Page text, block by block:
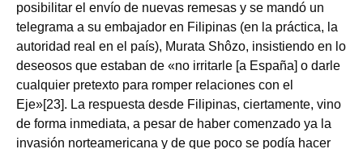
posibilitar el envío de nuevas remesas y se mandó un
telegrama a su embajador en Filipinas (en la práctica, la
autoridad real en el país), Murata Shôzo, insistiendo en lo
deseosos que estaban de «no irritarle [a España] o darle
cualquier pretexto para romper relaciones con el
Eje»[23]. La respuesta desde Filipinas, ciertamente, vino
de forma inmediata, a pesar de haber comenzado ya la
invasión norteamericana y de que poco se podía hacer